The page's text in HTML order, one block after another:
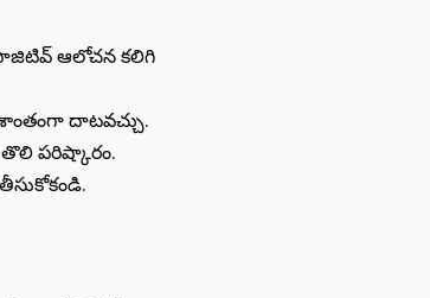
ఆలోచన కలిగి
దాటవచ్చు.
తొలి పరిష్కారం.